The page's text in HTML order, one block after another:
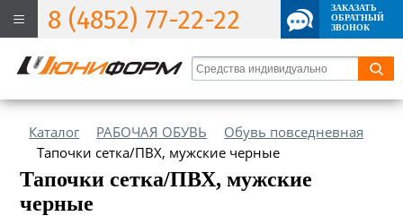
8 (4852) 77-22-22
ЗАКАЗАТЬ
ОБРАТНЫЙ
ЗВОНОК
Каталог РАБОЧАЯ ОБУВЬ
Обувь повседневная
Тапочки сетка/ПВХ, мужские черные
Тапочки сетка/ПВХ, мужские
черные